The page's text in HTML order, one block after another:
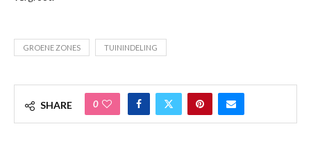
GROENE ZONES TUININDELING
SHARE 0